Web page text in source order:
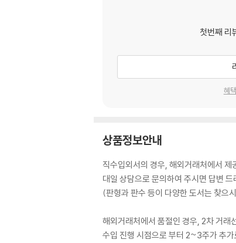
첫번째 리
혜
상품정보안내
직수입외서의 경우, 해외거래처에서
대일 상담으로 문의하여 주시면 답변 드
(판형과 판수 등이 다양한 도서는 찾으
해외거래처에서 품절인 경우, 2차 거래
수입 진행 시점으로 부터 2~3주가 추